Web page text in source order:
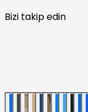
Bizi takip edin